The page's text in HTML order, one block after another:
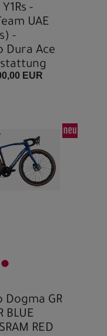
-
UAE
-
Dura Ace
EUR
Dogma GR
BLUE
RED